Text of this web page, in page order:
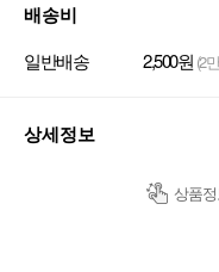
배송비
일반배송 2,500원 (2
상세정보
상품